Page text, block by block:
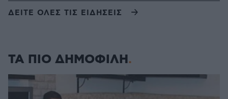
ΔΕΙΤΕ ΟΛΕΣ ΤΙΣ ΕΙΔΗΣΕΙΣ
ΤΑ ΠΙΟ ΔΗΜΟΦΙΛΗ